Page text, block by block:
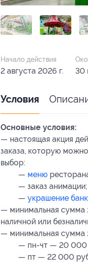
Начало действия
2 августа 2026 г. 30
Условия
Основные условия:
— настоящая акция
заказа, которую
выбор:
— меню
— заказ анимации;
— украшение
— минимальная сумма
наличной или
— минимальная сумма
— пн-чт — 20 000
— пт — 22 000